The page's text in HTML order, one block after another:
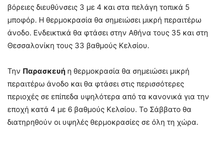
βόρειες διευθύνσεις 3 με 4 και στα πελάγη τοπικά 5
μποφόρ. Η θερμοκρασία θα σημειώσει μικρή περαιτέρω
άνοδο. Ενδεικτικά θα φτάσει στην Αθήνα τους 35 και στη
Θεσσαλονίκη τους 33 βαθμούς Κελσίου.
Την Παρασκευή η θερμοκρασία θα σημειώσει μικρή
περαιτέρω άνοδο και θα φτάσει στις περισσότερες
περιοχές σε επίπεδα υψηλότερα από τα κανονικά για την
εποχή κατά 4 με 6 βαθμούς Κελσίου. Το Σάββατο θα
διατηρηθούν οι υψηλές θερμοκρασίες σε όλη τη χώρα.